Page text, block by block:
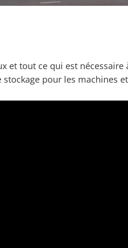
et tout ce qui est nécessaire
stockage pour les machines